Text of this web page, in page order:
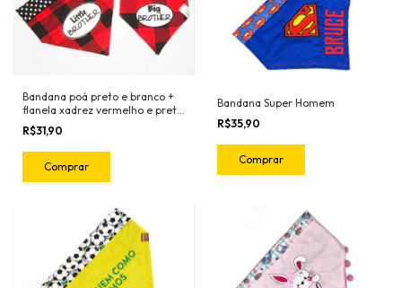
Bandana poá preto e branco +
flanela xadrez vermelho e preto
com bordado "Brother" ou
"Sister"
R$31,90
Comprar
Bandana Super Homem
R$35,90
Comprar